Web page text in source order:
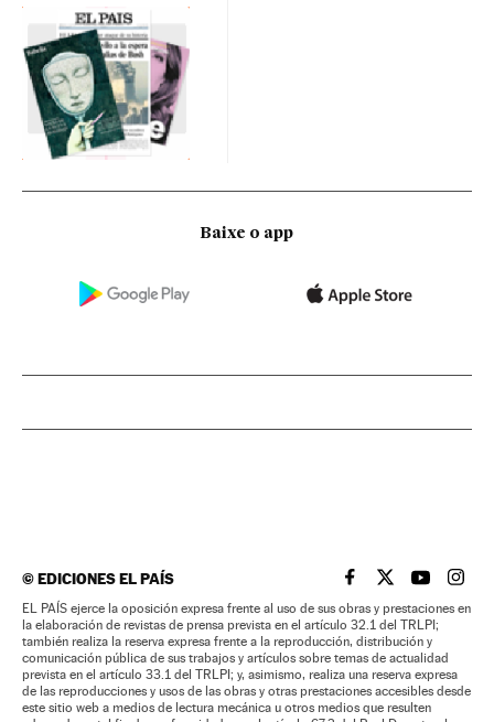
Baixe o app
©EDICIONES EL PAÍS EL PAÍS BRASIL EN
EL PAÍSEL PAÍS
EL
EL PAÍS ejerce la oposición expresa frente al uso de sus obras y prestaciones en
la elaboración de revistas de prensa prevista en el artículo 32.1 del TRLPI;
también realiza la reserva expresa frente a la reproducción, distribución y
comunicación pública de sus trabajos y artículos sobre temas de actualidad
prevista en el artículo 33.1 del TRLPI; y, asimismo, realiza una reserva expresa
de las reproducciones y usos de las obras y otras prestaciones accesibles desde
este sitio web a medios de lectura mecánica u otros medios que resulten